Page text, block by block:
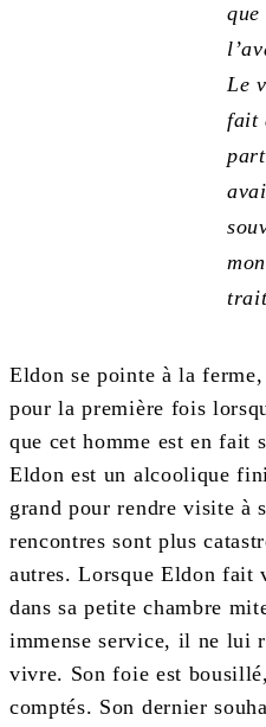
Le
fait
Eldon se pointe à la
pour la première fois
que cet homme est en fait
Eldon est un alcoolique
grand pour rendre visite à
rencontres sont plus
autres. Lorsque Eldon fait
dans sa petite chambre
immense service, il ne lui
vivre. Son foie est
comptés. Son dernier